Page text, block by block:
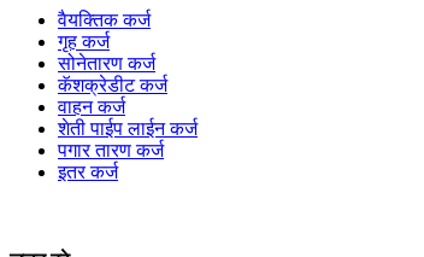
वैयक्तिक कर्ज
गृह कर्ज
सोनेतारण कर्ज
कॅशक्रेडीट कर्ज
वाहन कर्ज
शेती पाईप लाईन कर्ज
पगार तारण कर्ज
इतर कर्ज